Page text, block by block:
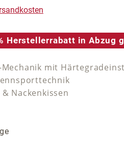
Herstellerrabatt in Abzug
mit
Nackenkissen